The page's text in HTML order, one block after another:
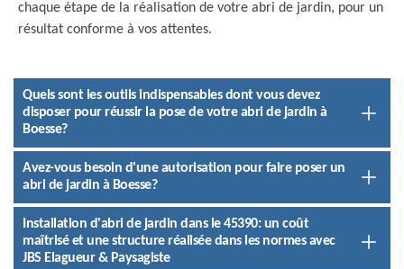
chaque étape de la réalisation de votre abri de jardin, pour un
résultat conforme à vos attentes.
Quels sont les outils indispensables dont vous devez
disposer pour réussir la pose de votre abri de jardin à
Boesse?
Avez-vous besoin d'une autorisation pour faire poser un
abri de jardin à Boesse?
Installation d'abri de jardin dans le 45390: un coût
maîtrisé et une structure réalisée dans les normes avec
JBS Elagueur & Paysagiste